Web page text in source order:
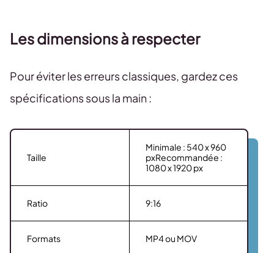
Les dimensions à respecter
Pour éviter les erreurs classiques, gardez ces
spécifications sous la main :
Taille
Minimale : 540 x 960
pxRecommandée :
1080 x 1920 px
Ratio 9:16
Formats MP4 ou MOV